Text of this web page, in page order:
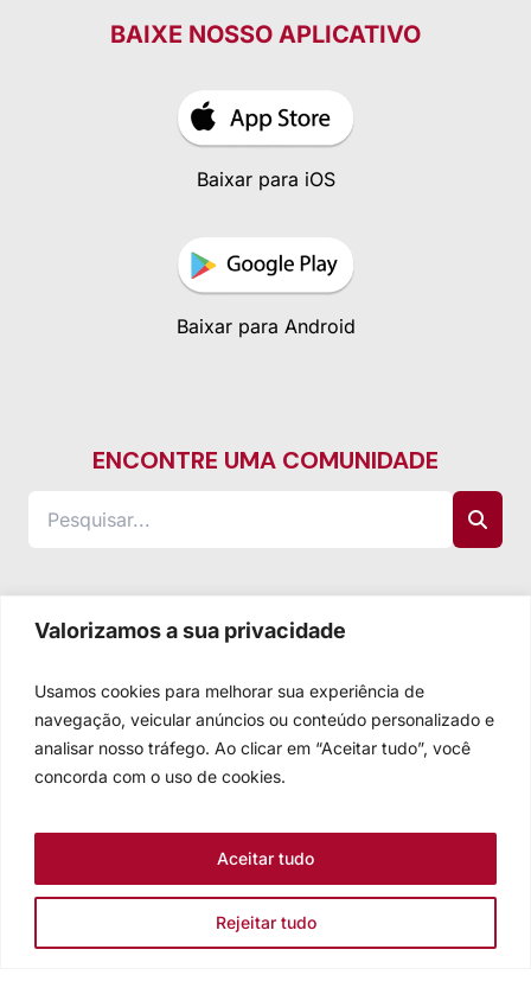
Valorizamos a sua privacidade
Usamos cookies para melhorar sua experiência de
navegação, veicular anúncios ou conteúdo personalizado e
analisar nosso tráfego. Ao clicar em “Aceitar tudo”, você
concorda com o uso de cookies.
Rejeitar tudo
Aceitar tudo
BAIXE NOSSO APLICATIVO
Baixar para iOS
Baixar para Android
ENCONTRE UMA COMUNIDADE